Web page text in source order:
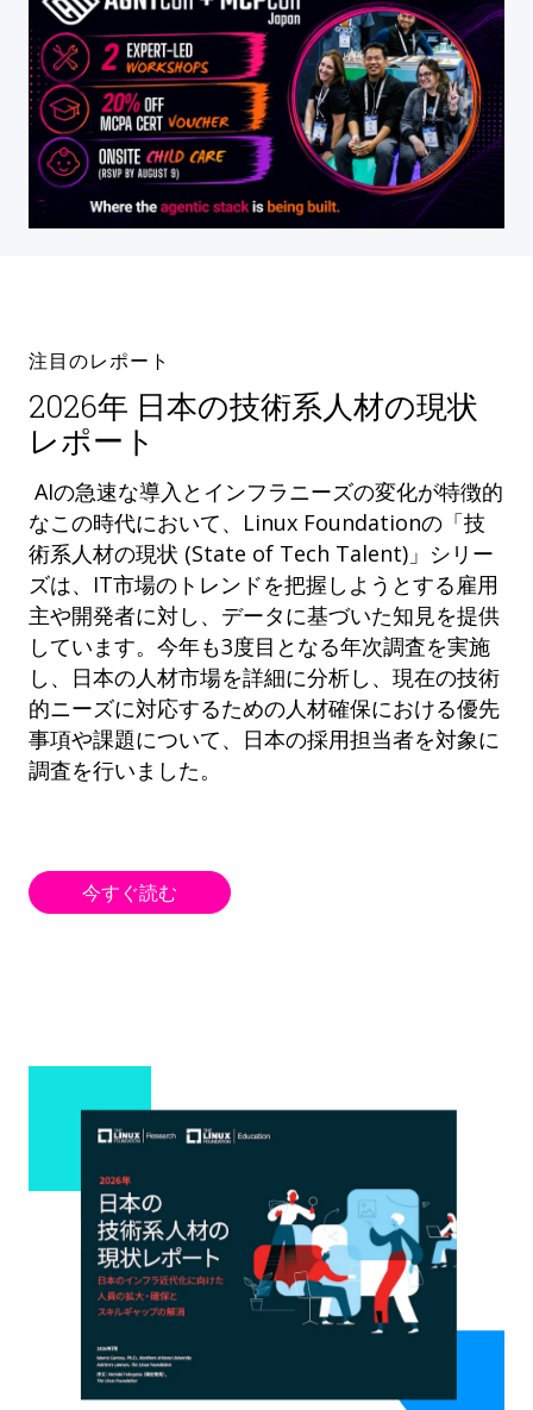
注目のレポート
2026年 日本の技術系人材の現状
レポート
AIの急速な導入とインフラニーズの変化が特徴的
なこの時代において、Linux Foundationの「技
術系人材の現状 (State of Tech Talent)」シリー
ズは、IT市場のトレンドを把握しようとする雇用
主や開発者に対し、データに基づいた知見を提供
しています。今年も3度目となる年次調査を実施
し、日本の人材市場を詳細に分析し、現在の技術
的ニーズに対応するための人材確保における優先
事項や課題について、日本の採用担当者を対象に
調査を行いました。
今すぐ読む